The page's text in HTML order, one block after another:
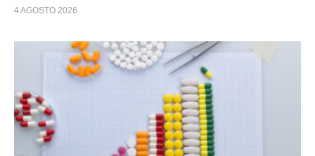
4 AGOSTO 2026